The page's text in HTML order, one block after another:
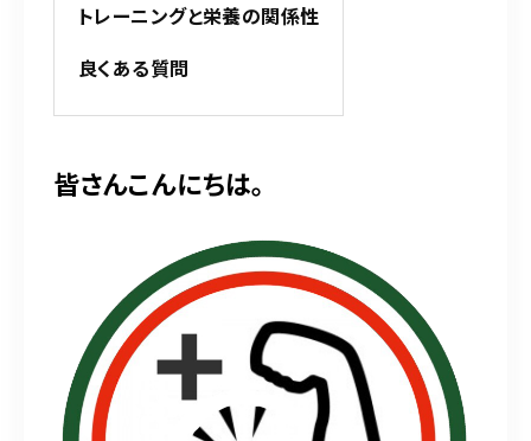
トレーニングと栄養の関係性
良くある質問
皆さんこんにちは。